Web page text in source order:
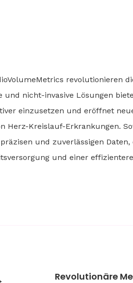
revolutionieren
und nicht-invasive Lösungen
einzusetzen und eröffnet
Herz-Kreislauf-Erkrankungen.
und zuverlässigen Daten,
und einer
Revolutionäre